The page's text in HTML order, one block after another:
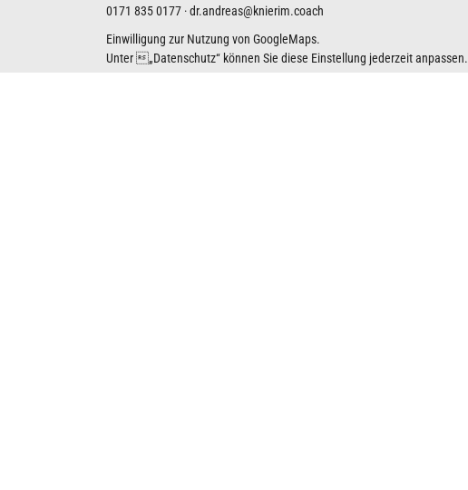
0171 835 0177 ·dr.andreas@knierim.coach
Einwilligung zur Nutzung von GoogleMaps.
Unter „Datenschutz“ können Sie diese Einstellung jederzeit anpassen.